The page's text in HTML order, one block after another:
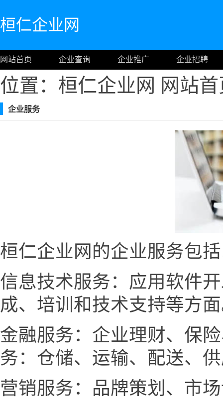
桓仁企业网
网站首页 企业查询 企业推广 企业招聘
位置：桓仁企业网 网站
企业服务
桓仁企业网的企业服务包
信息技术服务：应用软件
成、培训和技术支持等方
金融服务：企业理财、保
务：仓储、运输、配送、
营销服务：品牌策划、市